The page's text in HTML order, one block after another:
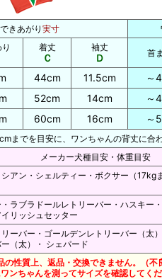
きあがり 実寸
着丈
Ｃ
袖丈
Ｄ 首
44cm 11.5cm
～
52cm 14cm
～
60cm 16cm ～
までを目安に、ワンちゃんの背丈に合
メーカー犬種目安・体重目安
アン・シェルティー・ボクサー（17kg
ラブラドールレトリーバー・ハスキー・
リッシュセッター
ーバー・ゴールデンレトリーバー（太
（太）・ シェパード
の性質上、返品・交換できません。（不
ンちゃんを測ってサイズを確認してく